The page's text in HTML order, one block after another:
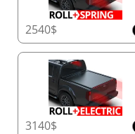
2540$
3140$